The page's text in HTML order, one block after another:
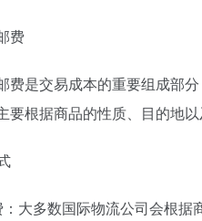
费
费是交易成本的重要组成部
要根据商品的性质、目的地以
：大多数国际物流公司会根